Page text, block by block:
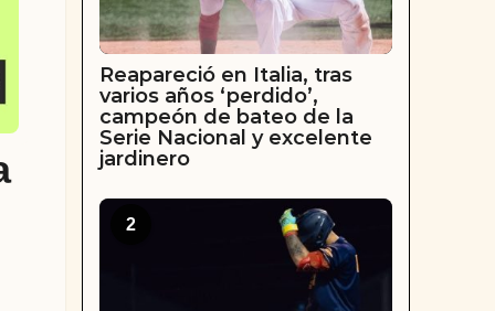
Reapareció en Italia, tras
varios años ‘perdido’,
campeón de bateo de la
Serie Nacional y excelente
jardinero
2